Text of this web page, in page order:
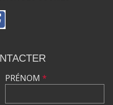
PRÉNOM *